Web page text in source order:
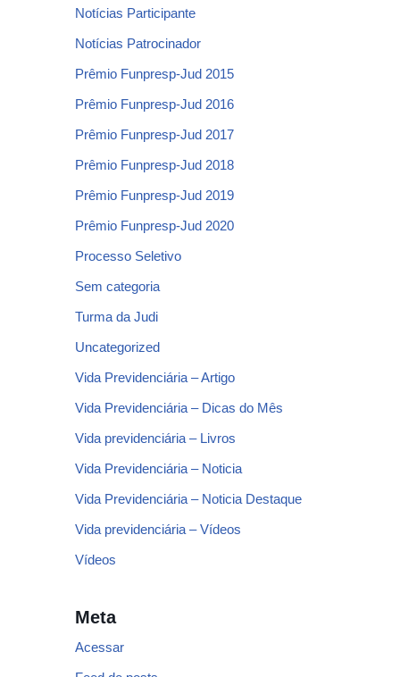
Notícias Participante
Notícias Patrocinador
Prêmio Funpresp-Jud 2015
Prêmio Funpresp-Jud 2016
Prêmio Funpresp-Jud 2017
Prêmio Funpresp-Jud 2018
Prêmio Funpresp-Jud 2019
Prêmio Funpresp-Jud 2020
Processo Seletivo
Sem categoria
Turma da Judi
Uncategorized
Vida Previdenciária – Artigo
Vida Previdenciária – Dicas do Mês
Vida previdenciária – Livros
Vida Previdenciária – Noticia
Vida Previdenciária – Noticia Destaque
Vida previdenciária – Vídeos
Vídeos
Meta
Acessar